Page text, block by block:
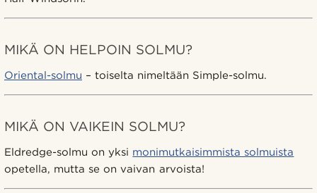
MIKÄ ON HELPOIN SOLMU?
Oriental-solmu – toiselta nimeltään Simple-solmu.
MIKÄ ON VAIKEIN SOLMU?
Eldredge-solmu on yksi monimutkaisimmista solmuista
opetella, mutta se on vaivan arvoista!